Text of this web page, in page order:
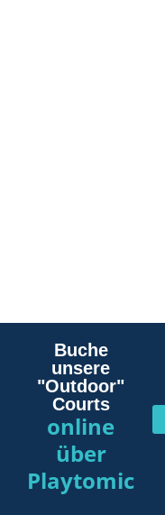
Buche
unsere
"Outdoor"
Courts
online
über
Playtomic